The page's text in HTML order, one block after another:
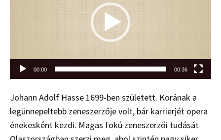
00:00 00:36
Johann Adolf Hasse 1699-ben született. Korának a
legünnepeltebb zeneszerzője volt, bár karrierjét opera
énekesként kezdi. Magas fokú zeneszerzői tudását